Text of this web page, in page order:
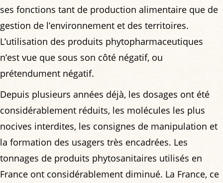
ses fonctions tant de production alimentaire que de
gestion de l’environnement et des territoires.
L’utilisation des produits phytopharmaceutiques
n’est vue que sous son côté négatif, ou
prétendument négatif.
Depuis plusieurs années déjà, les dosages ont été
considérablement réduits, les molécules les plus
nocives interdites, les consignes de manipulation et
la formation des usagers très encadrées. Les
tonnages de produits phytosanitaires utilisés en
France ont considérablement diminué. La France, ce